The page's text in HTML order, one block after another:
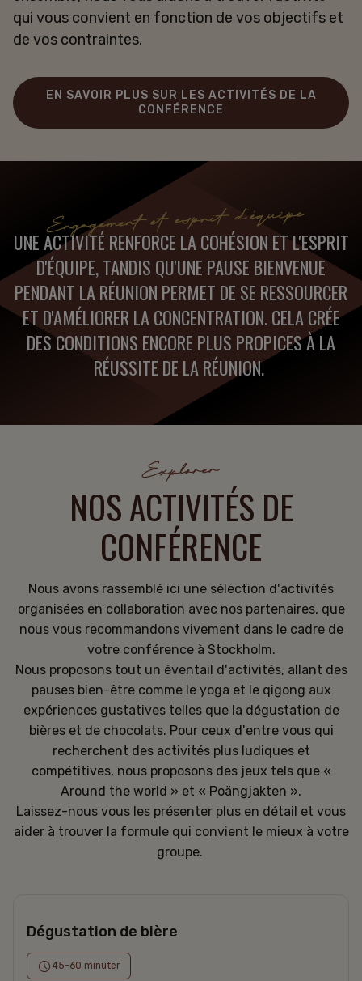
qui vous convient en fonction de vos objectifs et
de vos contraintes.
EN SAVOIR PLUS SUR LES ACTIVITÉS DE LA
CONFÉRENCE
Engagement et esprit d'équipe
UNE ACTIVITÉ RENFORCE LA COHÉSION ET L'ESPRIT
D'ÉQUIPE, TANDIS QU'UNE PAUSE BIENVENUE
PENDANT LA RÉUNION PERMET DE SE RESSOURCER
ET D'AMÉLIORER LA CONCENTRATION. CELA CRÉE
DES CONDITIONS ENCORE PLUS PROPICES À LA
RÉUSSITE DE LA RÉUNION.
Explorer
NOS ACTIVITÉS DE
CONFÉRENCE
Nous avons rassemblé ici une sélection d'activités
organisées en collaboration avec nos partenaires, que
nous vous recommandons vivement dans le cadre de
votre conférence à Stockholm.
Nous proposons tout un éventail d'activités, allant des
pauses bien-être comme le yoga et le qigong aux
expériences gustatives telles que la dégustation de
bières et de chocolats. Pour ceux d'entre vous qui
recherchent des activités plus ludiques et
compétitives, nous proposons des jeux tels que «
Around the world » et « Poängjakten ».
Laissez-nous vous les présenter plus en détail et vous
aider à trouver la formule qui convient le mieux à votre
groupe.
Dégustation de bière
45-60 minuter